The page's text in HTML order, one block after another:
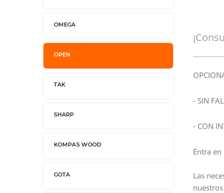
- SIN
- CON
Entra
Las
OMEGA
OPEN
TAK
SHARP
KOMPAS WOOD
GOTA